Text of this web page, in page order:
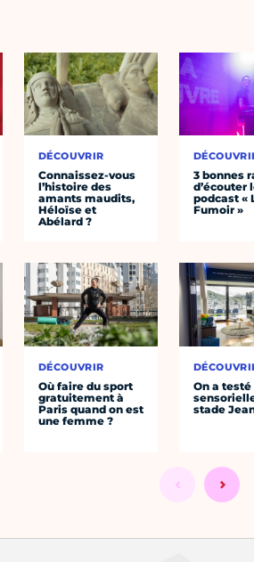
DÉCOUVRIR
Connaissez-vous
l’histoire des
amants maudits,
Héloïse et
Abélard ?
DÉCOUVRIR
Où faire du sport
gratuitement à
Paris quand on est
une femme ?
3 bonnes
d’écouter
podcast «
Fumoir »
On a
stade